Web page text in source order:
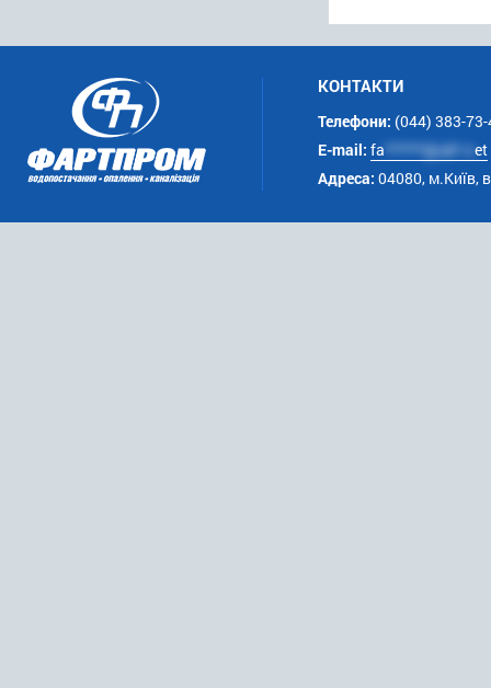
КОНТАКТИ
Телефони: (044) 383-
E-mail: fa ******@uk*.n et
Адреса: 04080, м.Київ,